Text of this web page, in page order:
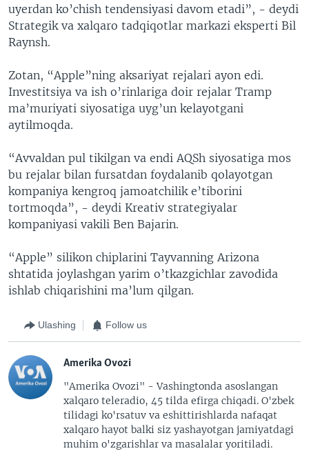
uyerdan ko’chish tendensiyasi davom etadi”, - deydi
Strategik va xalqaro tadqiqotlar markazi eksperti Bil
Raynsh.
Zotan, “Apple”ning aksariyat rejalari ayon edi.
Investitsiya va ish o’rinlariga doir rejalar Tramp
ma’muriyati siyosatiga uyg’un kelayotgani
aytilmoqda.
“Avvaldan pul tikilgan va endi AQSh siyosatiga mos
bu rejalar bilan fursatdan foydalanib qolayotgan
kompaniya kengroq jamoatchilik e’tiborini
tortmoqda”, - deydi Kreativ strategiyalar
kompaniyasi vakili Ben Bajarin.
“Apple” silikon chiplarini Tayvanning Arizona
shtatida joylashgan yarim o’tkazgichlar zavodida
ishlab chiqarishini ma’lum qilgan.
Ulashing Follow us
Amerika Ovozi
"Amerika Ovozi" - Vashingtonda asoslangan
xalqaro teleradio, 45 tilda efirga chiqadi. O'zbek
tilidagi ko'rsatuv va eshittirishlarda nafaqat
xalqaro hayot balki siz yashayotgan jamiyatdagi
muhim o'zgarishlar va masalalar yoritiladi.